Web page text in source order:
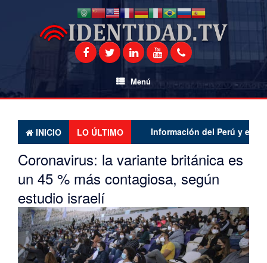
Menú
INICIO LO ÚLTIMO Información del Perú y el
Coronavirus: la variante británica es
un 45 % más contagiosa, según
estudio israelí